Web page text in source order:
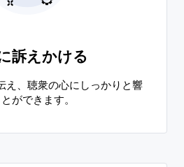
訴えかける
え、聴衆の心にしっかりと響
ができます。